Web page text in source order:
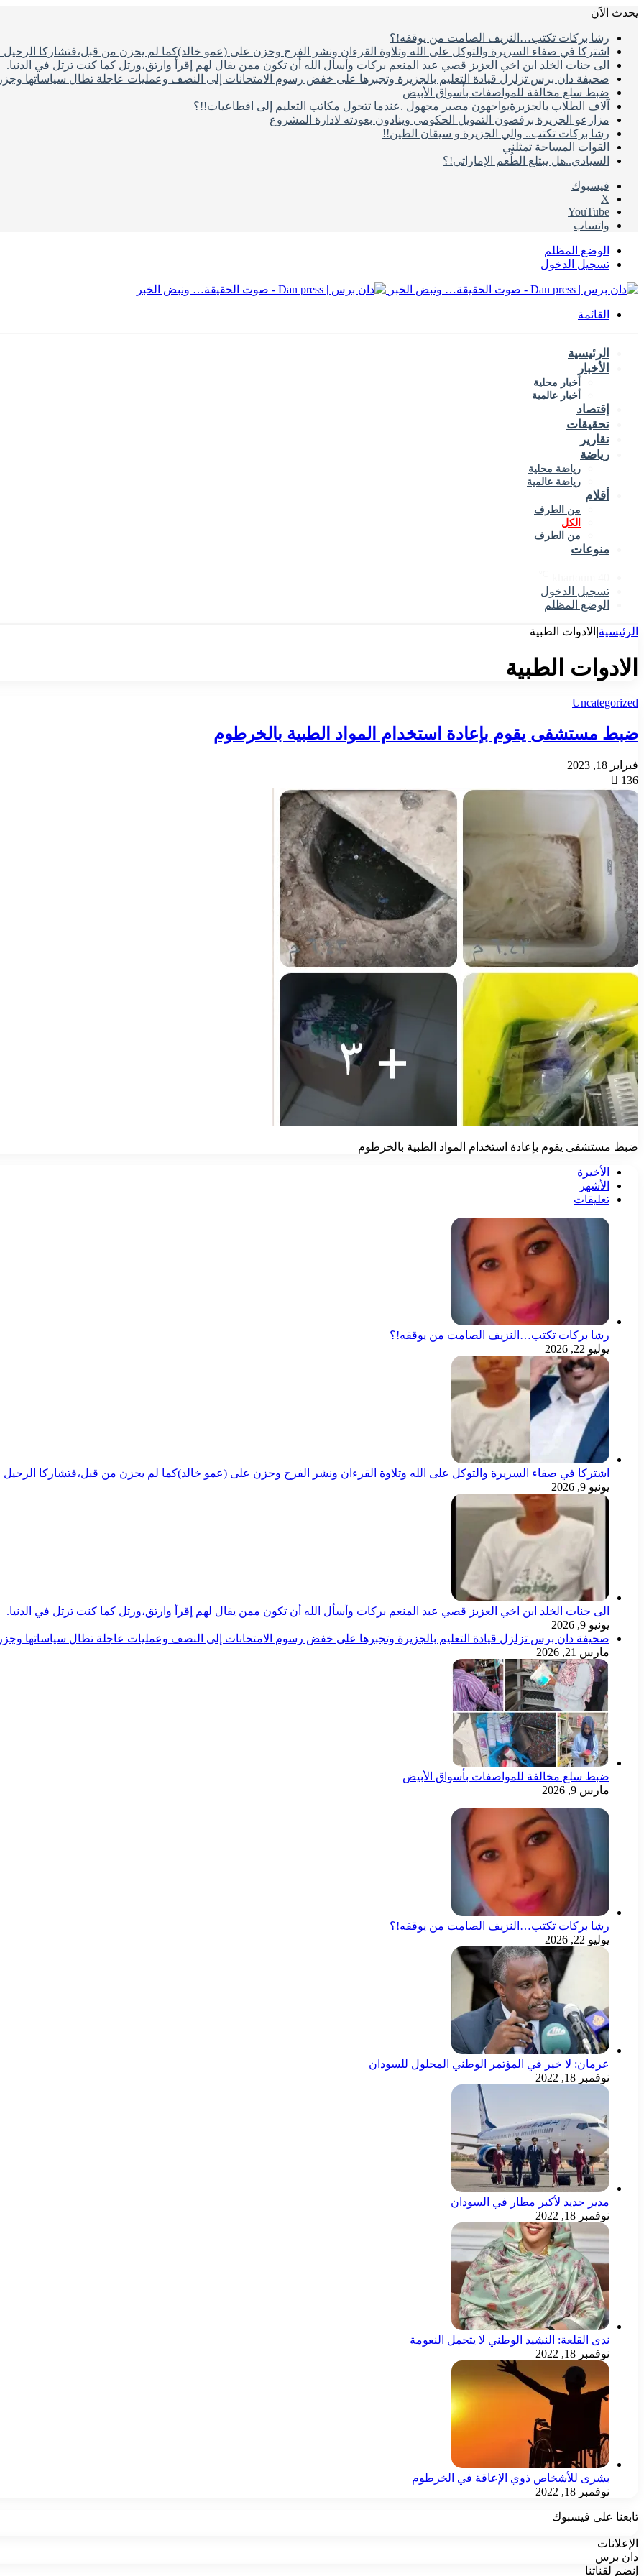
يحدث الاَن
رشا بركات تكتب…النزيف الصامت من يوقفه!؟
اشتركا في صفاء السريرة والتوكل على الله وتلاوة القرءان ونشر الفرح وحزن على (عمو خالد)كما لم يحزن من قبل،فتشاركا الرحيل
الى جنات الخلد ابن اخي العزيز قصي عبد المنعم بركات وأسأل الله أن تكون ممن يقال لهم إقرأ وارتق،ورتل كما كنت ترتل في الدنيا.
صحيفة دان برس تزلزل قيادة التعليم بالجزيرة وتجبرها على خفض رسوم الامتحانات إلى النصف وعمليات عاجلة تطال سياساتها
ضبط سلع مخالفة للمواصفات بأسواق الأبيض
آلاف الطلاب بالجزيرةيواجهون مصير مجهول .عندما تتحول مكاتب التعليم إلى اقطاعيات!!؟
مزارعو الجزيرة برفضون التمويل الحكومي وينادون بعودته لادارة المشروع
رشا بركات تكتب.. والي الجزيرة و سيقان الطين!!
القوات المساحة تمثلني
السيادي..هل يبتلع الطُعم الإماراتي!؟
فيسبوك
‫X
‫YouTube
واتساب
الوضع المظلم
تسجيل الدخول
القائمة
الرئيسية
الأخبار
أخبار محلية
أخبار عالمية
إقتصاد
تحقيقات
تقارير
رياضة
رياضة محلية
رياضة عالمية
أقلام
من الطرف
الكل
من الطرف
منوعات
تسجيل الدخول
الوضع المظلم
الرئيسية| الادوات الطبية
الادوات الطبية
Uncategorized
ضبط مستشفى يقوم بإعادة استخدام المواد الطبية بالخرطوم
فبراير 18, 2023
136
ضبط مستشفى يقوم بإعادة استخدام المواد الطبية بالخرطوم
الأخيرة
الأشهر
تعليقات
رشا بركات تكتب…النزيف الصامت من يوقفه!؟
يوليو 22, 2026
اشتركا في صفاء السريرة والتوكل على الله وتلاوة القرءان ونشر الفرح وحزن على (عمو خالد)كما لم يحزن من قبل،فتشاركا الرحيل
يونيو 9, 2026
الى جنات الخلد ابن اخي العزيز قصي عبد المنعم بركات وأسأل الله أن تكون ممن يقال لهم إقرأ وارتق،ورتل كما كنت ترتل في الدنيا.
يونيو 9, 2026
صحيفة دان برس تزلزل قيادة التعليم بالجزيرة وتجبرها على خفض رسوم الامتحانات إلى النصف وعمليات عاجلة تطال سياساتها
مارس 21, 2026
ضبط سلع مخالفة للمواصفات بأسواق الأبيض
مارس 9, 2026
رشا بركات تكتب…النزيف الصامت من يوقفه!؟
يوليو 22, 2026
عرمان: لا خير في المؤتمر الوطني المحلول للسودان
نوفمبر 18, 2022
مدير جديد لأكبر مطار في السودان
نوفمبر 18, 2022
ندى القلعة: النشيد الوطني لا يتحمل النعومة
نوفمبر 18, 2022
بشرى للأشخاص ذوي الإعاقة في الخرطوم
نوفمبر 18, 2022
تابعنا على فيسبوك
الإعلانات
دان برس
إنضم لقناتنا